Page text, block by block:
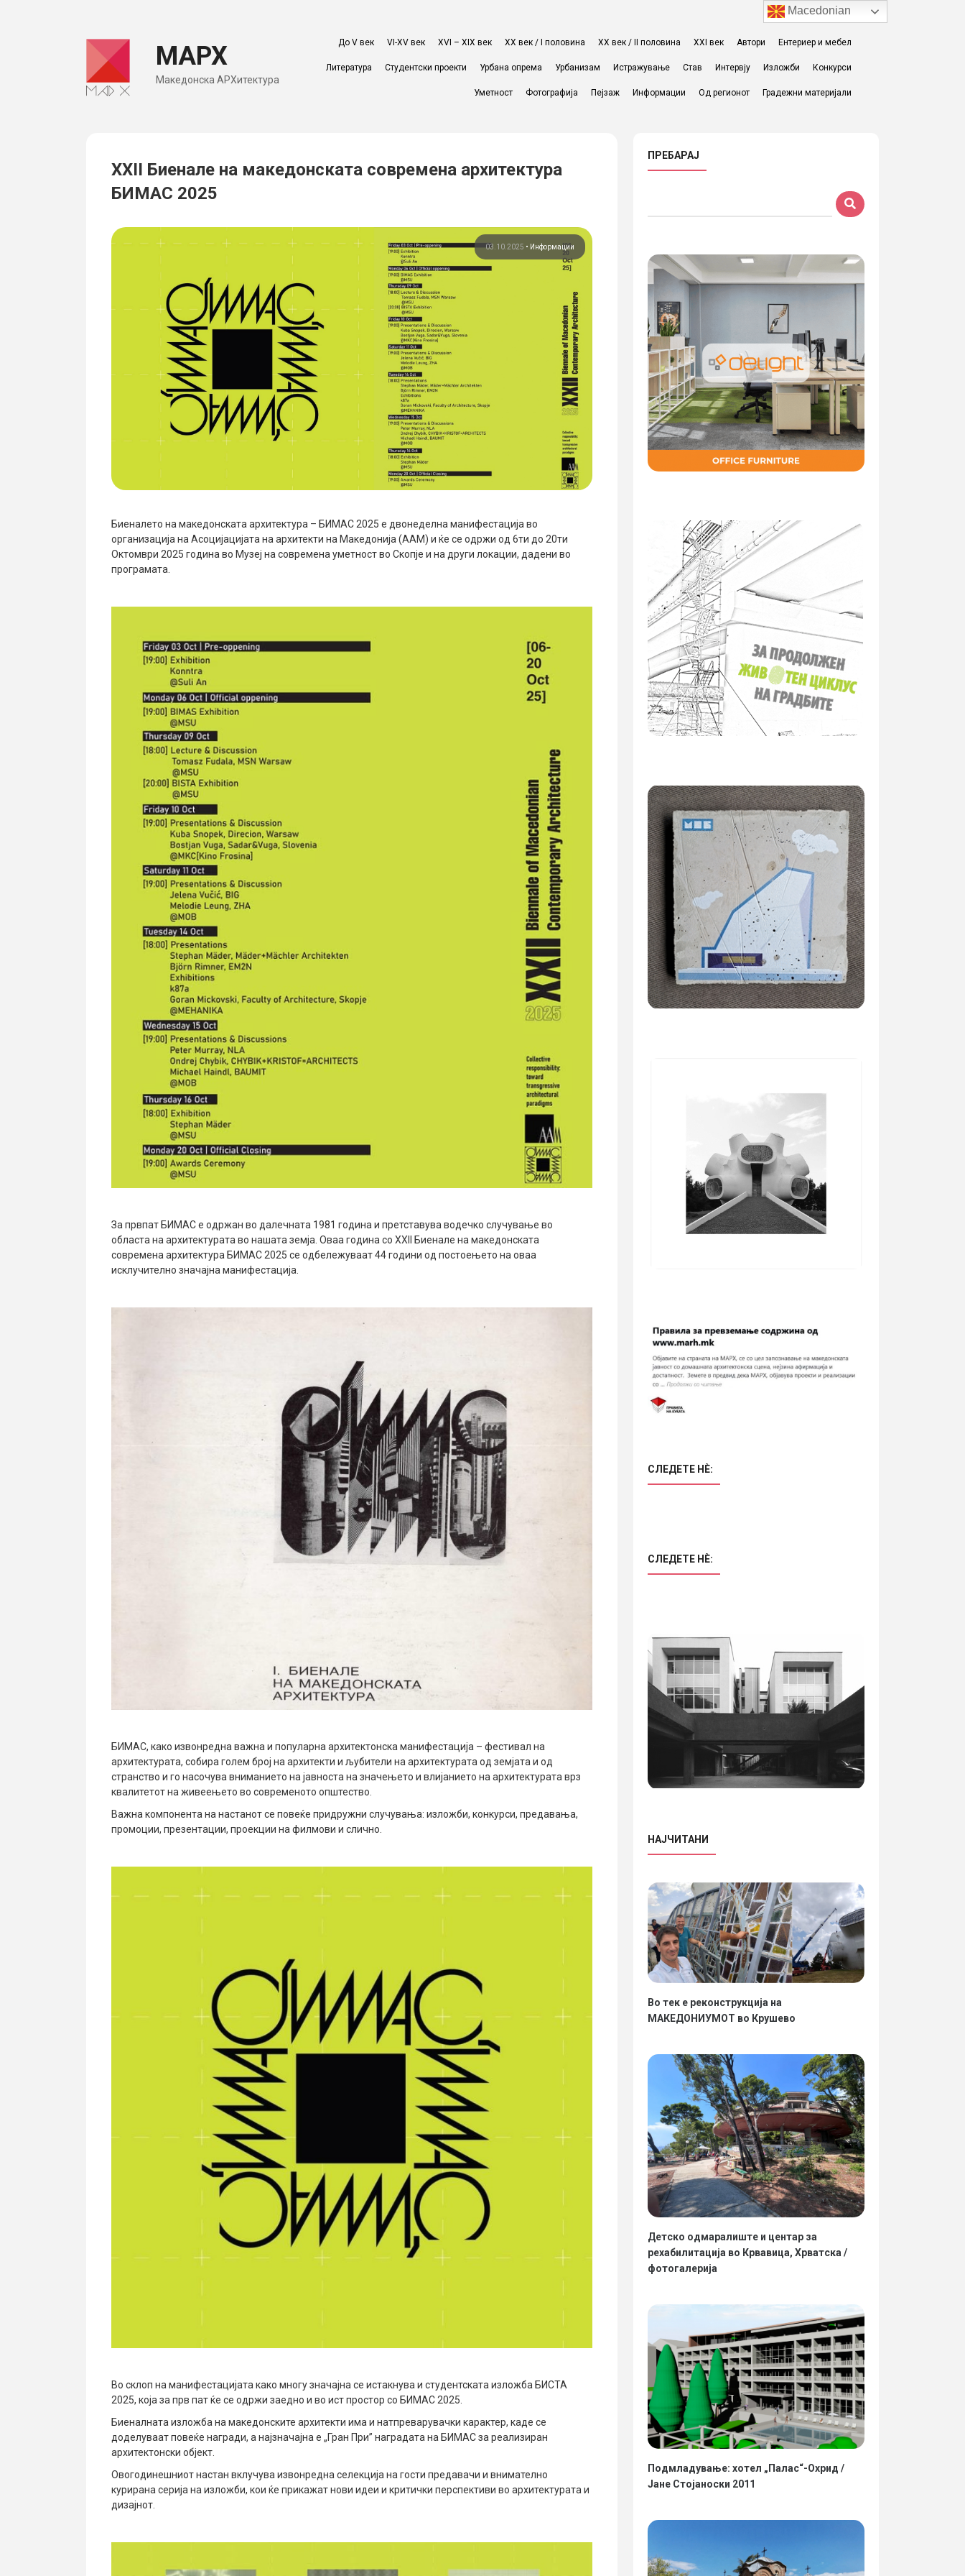
МАРХ
Македонска АРХитектура
До V век VI-XV век XVI – XIX век ХХ век / I половина ХХ век / II половина XXI век Автори Ентериер и мебел
Литература Студентски проекти Урбана опрема Урбанизам Истражување Став Интервју Изложби Конкурси
Уметност Фотографија Пејзаж Информации Од регионот Градежни материјали
XXII Биенале на македонската современа архитектура
БИМАС 2025
03.10.2025 • Информации
Биеналето на македонската архитектура – БИМАС 2025 е двонеделна манифестација во
организација на Асоцијацијата на архитекти на Македонија (ААМ) и ќе се одржи од 6ти до 20ти
Октомври 2025 година во Музеј на современа уметност во Скопје и на други локации, дадени во
програмата.
За првпат БИМАС е одржан во далечната 1981 година и претставува водечко случување во
областа на архитектурата во нашата земја. Оваа година со XXII Биенале на македонската
современа архитектура БИМАС 2025 се одбележуваат 44 години од постоењето на оваа
исклучително значајна манифестација.
БИМАС, како извонредна важна и популарна архитектонска манифестација – фестивал на
архитектурата, собира голем број на архитекти и љубители на архитектурата од земјата и од
странство и го насочува вниманието на јавноста на значењето и влијанието на архитектурата врз
квалитетот на живеењето во современото општество.
Важна компонента на настанот се повеќе придружни случувања: изложби, конкурси, предавања,
промоции, презентации, проекции на филмови и слично.
Во склоп на манифестацијата како многу значајна се истакнува и студентската изложба БИСТА
2025, која за прв пат ќе се одржи заедно и во ист простор со БИМАС 2025.
Биеналната изложба на македонските архитекти има и натпреварувачки карактер, каде се
доделуваат повеќе награди, а најзначајна е „Гран При” наградата на БИМАС за реализиран
архитектонски објект.
Овогодинешниот настан вклучува извонредна селекција на гости предавачи и внимателно
курирана серија на изложби, кои ќе прикажат нови идеи и критички перспективи во архитектурата и
дизајнот.
ПРЕБАРАЈ
СЛЕДЕТЕ НÈ:
СЛЕДЕТЕ НÈ:
НАЈЧИТАНИ
Во тек е реконструкција на
МАКЕДОНИУМОТ во Крушево
Детско одмаралиште и центар за
рехабилитација во Крвавица, Хрватска /
фотогалерија
Подмладување: хотел „Палас“-Охрид /
Јане Стојаноски 2011
Macedonian